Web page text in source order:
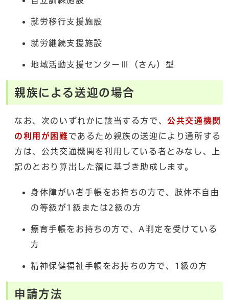
就労移行支援施設
就労継続支援施設
地域活動支援センターⅢ（さん）型
親族による送迎の場合
なお、次のいずれかに該当する方で、公共交通機関
の利用が困難であるため親族の送迎により通所する
方は、公共交通機関を利用している者とみなし、上
記のとおり算出した額に基づき助成します。
身体障がい者手帳をお持ちの方で、肢体不自由
の等級が1級または2級の方
療育手帳をお持ちの方で、A判定を受けている
方
精神保健福祉手帳をお持ちの方で、1級の方
申請方法